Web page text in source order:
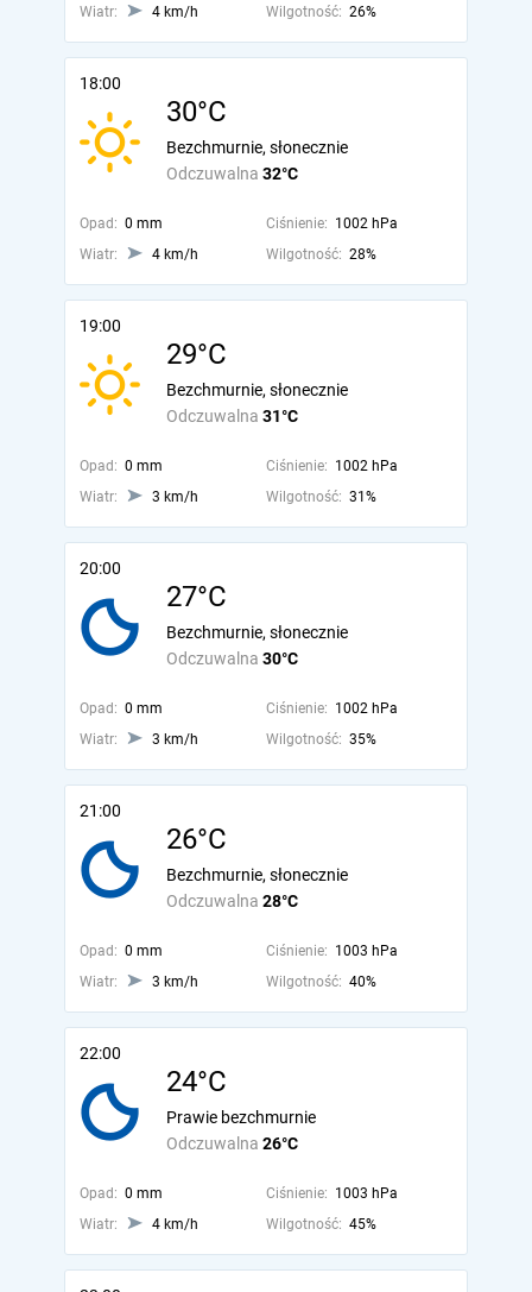
Wiatr:
4 km/h Wilgotność: 26%
18:00
30°C
Odczuwalna 32°C
Bezchmurnie, słonecznie
Opad: 0 mm Ciśnienie: 1002 hPa
Wiatr:
4 km/h Wilgotność: 28%
19:00
29°C
Odczuwalna 31°C
Bezchmurnie, słonecznie
Opad: 0 mm Ciśnienie: 1002 hPa
Wiatr:
3 km/h Wilgotność: 31%
20:00
27°C
Odczuwalna 30°C
Bezchmurnie, słonecznie
Opad: 0 mm Ciśnienie: 1002 hPa
Wiatr:
3 km/h Wilgotność: 35%
21:00
26°C
Odczuwalna 28°C
Bezchmurnie, słonecznie
Opad: 0 mm Ciśnienie: 1003 hPa
Wiatr:
3 km/h Wilgotność: 40%
22:00
24°C
Odczuwalna 26°C
Prawie bezchmurnie
Opad: 0 mm Ciśnienie: 1003 hPa
Wiatr:
4 km/h Wilgotność: 45%